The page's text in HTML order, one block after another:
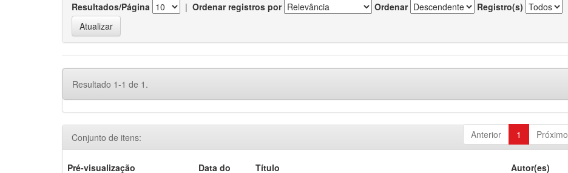
Resultados/Página | Ordenar registros por Ordenar Registro(s)
Resultado 1-1 de 1.
Anterior 1 Próximo
Conjunto de itens:
Pré-visualização Data do Título Autor(es)